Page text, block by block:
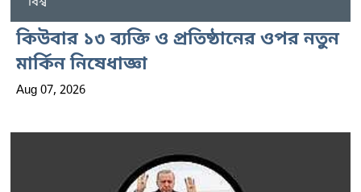
কিউবার ১৩ ব্যক্তি ও প্রতিষ্ঠানের ওপর নতুন
মার্কিন নিষেধাজ্ঞা
Aug 07, 2026